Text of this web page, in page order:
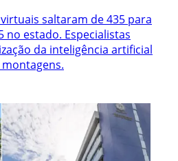
saltaram de 435 para
no estado. Especialistas
da inteligência artificial